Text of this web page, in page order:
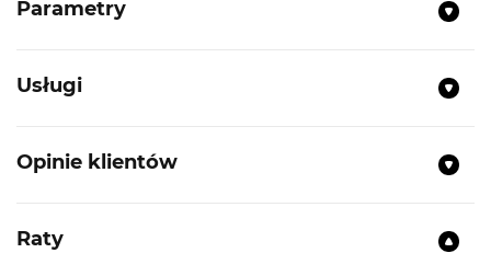
Parametry
Usługi
Opinie klientów
Raty